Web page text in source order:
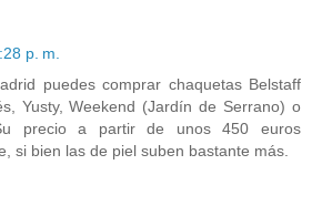
p. m.
puedes comprar chaquetas Belstaff
Yusty, Weekend (Jardín de Serrano) o
precio a partir de unos 450 euros
si bien las de piel suben bastante más.